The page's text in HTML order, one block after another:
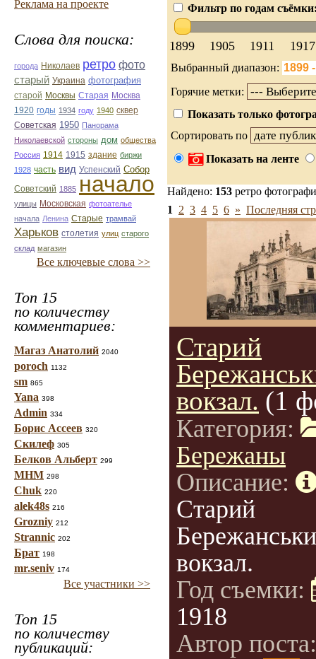
Реклама на проекте
Слова для поиска:
города Николаев ретро фото
старый Украина фотография
старой Москвы Старая Москва
1920 годы 1934 году 1940 сквер
Советская 1950 Панорама
Николаевской стороны дом общества
Россия 1914 1915 здание биржи
1928 часть вид Успенский Собор
Советский 1885 начало
улицы Московская фотоателье
начала Ленина Старые трамвай
Харьков столетия улиц старого
склад магазин
Все ключевые слова >>
Топ 15
по количеству
комментариев:
Магаз Анатолий 2040
poroch 1132
sm 865
Yana 398
Admin 334
Борис Ассеев 320
Скилеф 305
Белков Альберт 299
МНМ 298
Chuk 220
alek48s 216
Grozniy 212
Strannic 202
Брат 198
mr.seniv 174
Все участники >>
Топ 15
по количеству
публикаций:
Фильтр по годам
1899 1905 1911 1917
Выбранный диапазон:
Горячие метки:
Показать только
Сортировать по
Показать на ленте
Найдено: 153 ретро
1
2 3 4 5 6 » Последняя
Старий
вокзал. (1
Категория:
Бережаны
Описание:
Старий
вокзал.
Год съемки:
1918
Автор